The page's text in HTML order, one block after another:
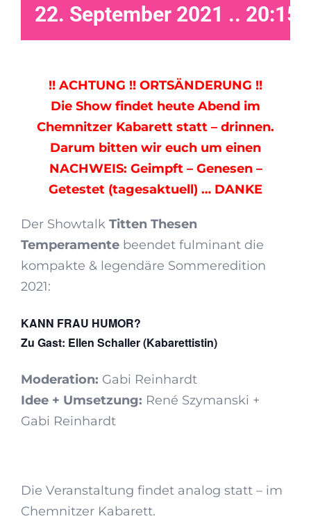
22. September 2021 .. 20:15
!! ACHTUNG !! ORTSÄNDERUNG !!
Die Show findet heute Abend im
Chemnitzer Kabarett statt – drinnen.
Darum bitten wir euch um einen
NACHWEIS: Geimpft – Genesen –
Getestet (tagesaktuell) … DANKE
Der Showtalk Titten Thesen
Temperamente beendet fulminant die
kompakte & legendäre Sommeredition
2021:
KANN FRAU HUMOR?
Zu Gast: Ellen Schaller(Kabarettistin)
Moderation: Gabi Reinhardt
Idee + Umsetzung: René Szymanski +
Gabi Reinhardt
Die Veranstaltung findet analog statt – im
Chemnitzer Kabarett.